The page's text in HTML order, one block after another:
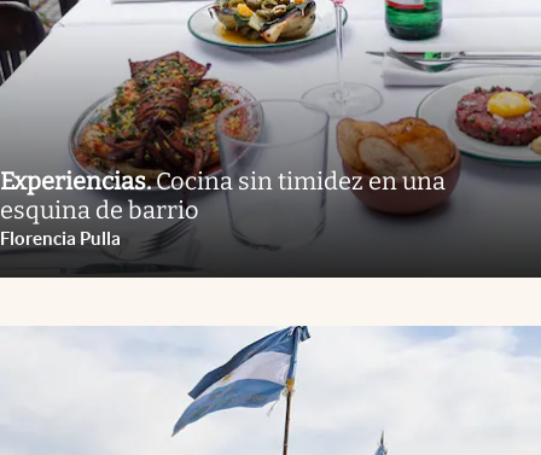
Experiencias.Cocina sin timidez en una
esquina de barrio
Florencia Pulla